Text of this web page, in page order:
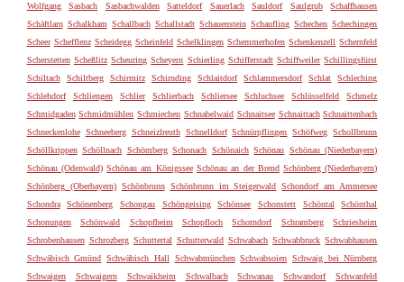
Wolfgang
Sasbach Sasbachwalden Satteldorf Sauerlach Sauldorf Saulgrub
Schaffhausen
Schäftlarn Schalkham Schallbach Schallstadt Schauenstein Schaufling Schechen Schechingen
Scheer Schefflenz Scheidegg Scheinfeld Schelklingen Schemmerhofen Schenkenzell Schernfeld
Scherstetten Scheßlitz Scheuring Scheyern Schierling Schifferstadt Schiffweiler Schillingsfürst
Schiltach
Schiltberg Schirmitz Schirnding Schlaitdorf Schlammersdorf Schlat
Schleching
Schlehdorf
Schliengen Schlier Schlierbach Schliersee Schluchsee Schlüsselfeld
Schmelz
Schmidgaden Schmidmühlen Schmiechen Schnabelwaid Schnaitsee Schnaittach Schnaittenbach
Schneckenlohe Schneeberg Schneizlreuth Schnelldorf Schnürpflingen Schöfweg Schollbrunn
Schöllkrippen Schöllnach Schömberg Schonach Schönaich Schönau Schönau (Niederbayern)
Schönau (Odenwald) Schönau am Königssee Schönau an der Brend Schönberg (Niederbayern)
Schönberg (Oberbayern) Schönbrunn Schönbrunn im Steigerwald Schondorf am Ammersee
Schondra
Schönenberg Schongau Schöngeising Schönsee Schonstett Schöntal
Schönthal
Schonungen
Schönwald Schopfheim Schopfloch Schorndorf Schramberg
Schriesheim
Schrobenhausen Schrozberg Schuttertal Schutterwald Schwabach Schwabbruck Schwabhausen
Schwäbisch Gmünd Schwäbisch Hall Schwabmünchen Schwabsoien Schwaig bei Nürnberg
Schwaigen
Schwaigern Schwaikheim Schwalbach Schwanau Schwandorf Schwanfeld